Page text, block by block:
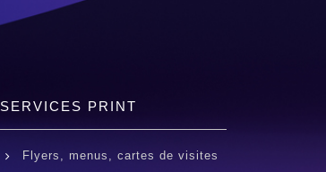
SERVICES PRINT
Flyers, menus, cartes de visites